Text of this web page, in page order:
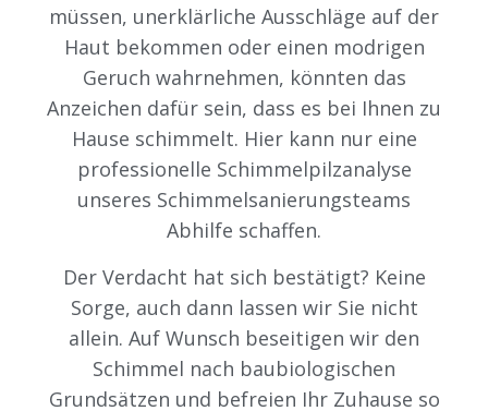
müssen, unerklärliche Ausschläge auf der
Haut bekommen oder einen modrigen
Geruch wahrnehmen, könnten das
Anzeichen dafür sein, dass es bei Ihnen zu
Hause schimmelt. Hier kann nur eine
professionelle Schimmelpilzanalyse
unseres Schimmelsanierungsteams
Abhilfe schaffen.
Der Verdacht hat sich bestätigt? Keine
Sorge, auch dann lassen wir Sie nicht
allein. Auf Wunsch beseitigen wir den
Schimmel nach baubiologischen
Grundsätzen und befreien Ihr Zuhause so